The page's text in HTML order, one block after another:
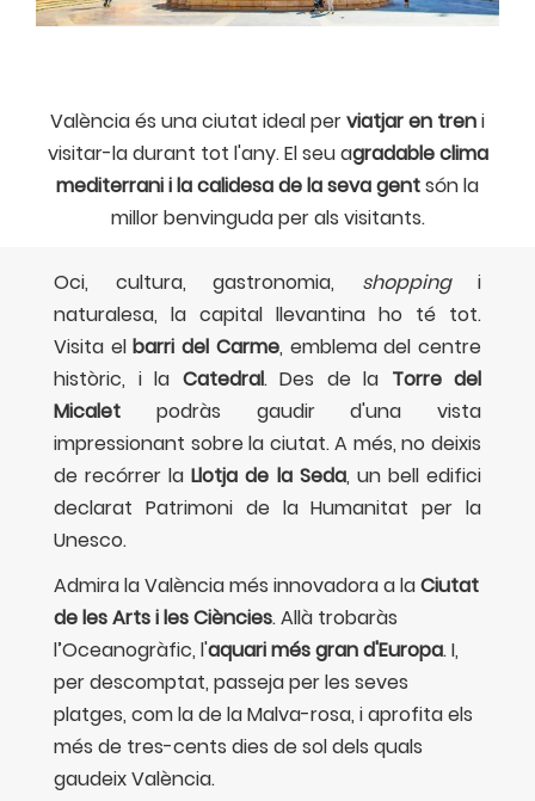
València és una ciutat ideal perviatjar en treni
visitar-la durant tot l'any. El seu agradable clima
mediterrani i la calidesa de la seva gentsón la
millor benvinguda per als visitants.
Oci, cultura, gastronomia, shopping i
naturalesa, la capital llevantina ho té tot.
Visita elbarri del Carme, emblema del centre
històric, i la Catedral. Des de la Torre del
Micalet podràs gaudir d'una vista
impressionant sobre la ciutat. A més, no deixis
de recórrer laLlotja de la Seda, un bell edifici
declarat Patrimoni de la Humanitat per la
Unesco.
Admira la València més innovadora a laCiutat
de les Arts i les Ciències. Allà trobaràs
l’Oceanogràfic, l'aquari més gran d'Europa. I,
per descomptat, passeja per les seves
platges, com la de la Malva-rosa, i aprofita els
més de tres-cents dies de sol dels quals
gaudeix València.